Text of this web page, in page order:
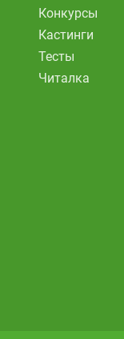
Конкурсы
Кастинги
Тесты
Читалка